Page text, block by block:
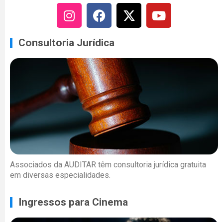
Consultoria Jurídica
Associados da AUDITAR têm consultoria jurídica gratuita
em diversas especialidades.
Ingressos para Cinema